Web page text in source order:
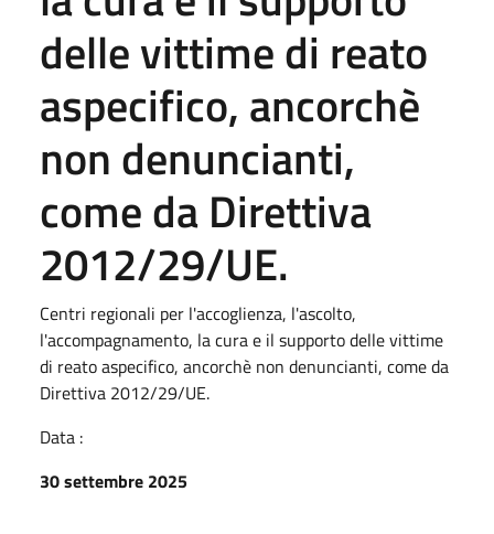
delle vittime di reato
aspecifico, ancorchè
non denuncianti,
come da Direttiva
2012/29/UE.
Centri regionali per l'accoglienza, l'ascolto,
l'accompagnamento, la cura e il supporto delle vittime
di reato aspecifico, ancorchè non denuncianti, come da
Direttiva 2012/29/UE.
Data :
30 settembre 2025